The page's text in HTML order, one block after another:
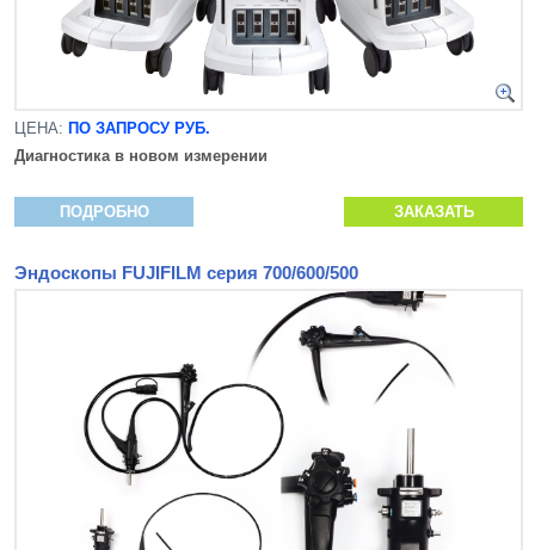
ЦЕНА: ПО ЗАПРОСУ РУБ.
Диагностика в новом измерении
ПОДРОБНО ЗАКАЗАТЬ
Эндоскопы FUJIFILM серия 700/600/500